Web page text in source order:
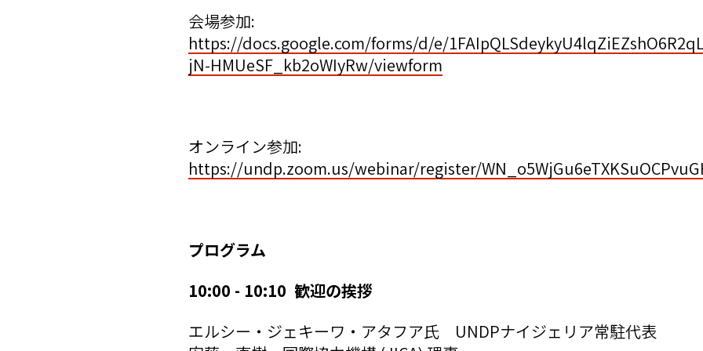
会場参加:
https://docs.google.com/forms/d/e/
jN-HMUeSF_kb2oWIyRw/viewform
オンライン参加:
https://undp.zoom.us/webinar/register/
プログラム
10:00 - 10:10 歓迎の挨拶
エルシー・ジェキーワ・アタフア氏 UNDPナイジェリア常駐代表